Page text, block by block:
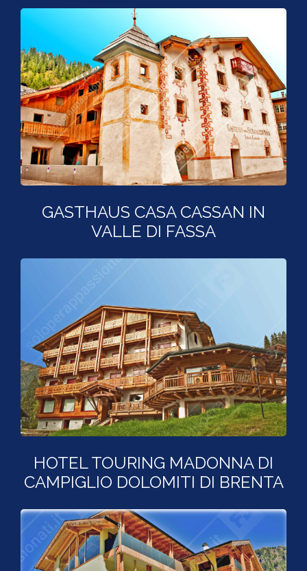
GASTHAUS CASA CASSAN IN
VALLE DI FASSA
HOTEL TOURING MADONNA DI
CAMPIGLIO DOLOMITI DI BRENTA